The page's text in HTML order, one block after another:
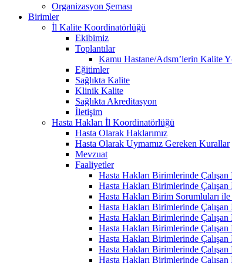
Organizasyon Şeması
Birimler
İl Kalite Koordinatörlüğü
Ekibimiz
Toplantılar
Kamu Hastane/Adsm’lerin Kalite
Eğitimler
Sağlıkta Kalite
Klinik Kalite
Sağlıkta Akreditasyon
İletişim
Hasta Hakları İl Koordinatörlüğü
Hasta Olarak Haklarımız
Hasta Olarak Uymamız Gereken Kurallar
Mevzuat
Faaliyetler
Hasta Hakları Birimlerinde
Hasta Hakları Birimlerinde
Hasta Hakları Birim Sorumluları
Hasta Hakları Birimlerinde
Hasta Hakları Birimlerinde
Hasta Hakları Birimlerinde
Hasta Hakları Birimlerinde
Hasta Hakları Birimlerinde
Hasta Hakları Birimlerinde